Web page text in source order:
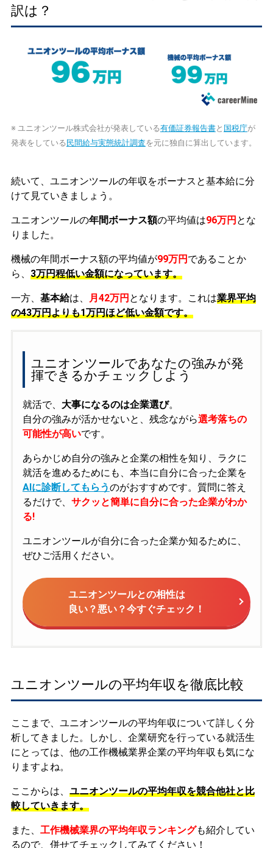
訳は？
※ ユニオンツール株式会社が発表している有価証券報告書と 国税庁が
発表をしている 民間給与実態統計調査を元に独自に算出しています。
続いて、ユニオンツールの年収をボーナスと基本給に分
けて見ていきましょう。
ユニオンツールの年間ボーナス額の平均値は96万円 とな
りました。
機械の年間ボーナス額の平均値が99万円 であることか
ら、 3万円程低い金額になっています。
一方、 基本給は、 月42万円 となります。これは業界平均
の43万円よりも1万円ほど低い金額です。
ユニオンツールであなたの強みが発
揮できるかチェックしよう
就活で、 大事になるのは企業選び。
自分の強みが活かせないと、残念ながら選考落ちの
可能性が高いです。
あらかじめ自分の強みと企業の相性を知り、ラクに
就活を進めるためにも、本当に自分に合った企業を
AIに診断してもらうのがおすすめです。質問に答え
るだけで、 サクッと簡単に自分に合った企業がわか
る!
ユニオンツールが自分に合った企業か知るために、
ぜひご活用ください。
ユニオンツールとの相性は
良い？悪い？今すぐチェック！
ユニオンツールの平均年収を徹底比較
ここまで、ユニオンツールの平均年収について詳しく分
析してきました。しかし、企業研究を行っている就活生
にとっては、他の工作機械業界企業の平均年収も気にな
りますよね。
ここからは、 ユニオンツールの平均年収を競合他社と比
較していきます。
また、 工作機械業界の平均年収ランキングも紹介してい
るので、併せてチェックしてみてください！